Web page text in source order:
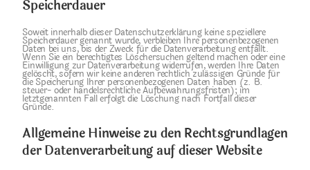
Speicherdauer
Soweit innerhalb dieser Datenschutzerklärung keine speziellere
Speicherdauer genannt wurde, verbleiben Ihre personenbezogenen
Daten bei uns, bis der Zweck für die Datenverarbeitung entfällt.
Wenn Sie ein berechtigtes Löschersuchen geltend machen oder eine
Einwilligung zur Datenverarbeitung widerrufen, werden Ihre Daten
gelöscht, sofern wir keine anderen rechtlich zulässigen Gründe für
die Speicherung Ihrer personenbezogenen Daten haben (z. B.
steuer- oder handelsrechtliche Aufbewahrungsfristen); im
letztgenannten Fall erfolgt die Löschung nach Fortfall dieser
Gründe.
Allgemeine Hinweise zu den Rechtsgrundlagen
der Datenverarbeitung auf dieser Website